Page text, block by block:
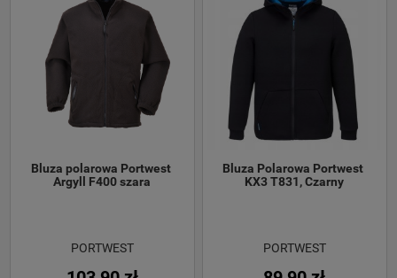
Bluza polarowa Portwest
Argyll F400 szara
PORTWEST
Bluza Polarowa Portwest
KX3 T831, Czarny
PORTWEST